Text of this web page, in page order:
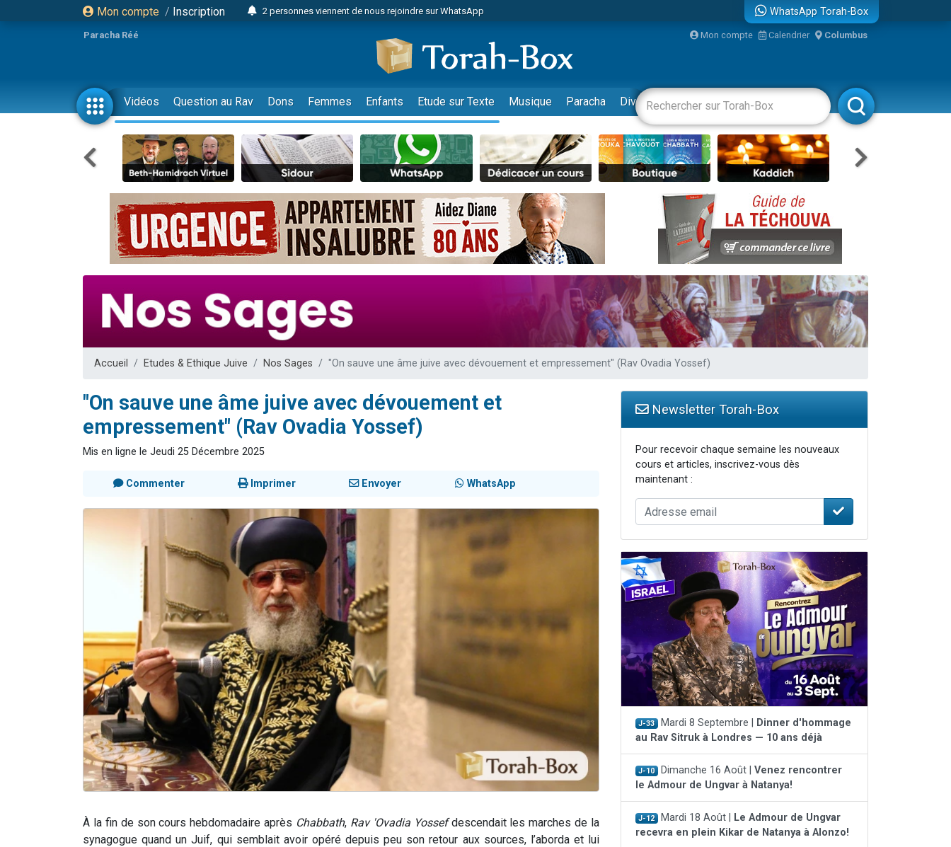
Mon compte / Inscription
2 personnes viennent de nous rejoindre sur WhatsApp
2 nouvelles musiques dans Torah-Box Music
8 personnes viennent de faire un don pour Tsédaka : pauvres d'Israel
4 personnes viennent de faire un don pour Diane, 80 ans, dans un appartement insalubre
Nouvelle émission radio : Visions de grandeur n°104 : Le Chabbath et le Birkat Hamazone à travers le temps
61 personnes viennent de demander une bénédiction
39 personnes viennent de faire un don pour Sauvez la jambe de Yohan
Il reste 49 places pour étudier en groupe sur Zoom
Ariel vient de donner son Maasser
Nathaniel vient de donner son Maasser
6 personnes viennent de faire un don pour 5 enfants déjà orphelins risquent de perdre leur maman
2 personnes viennent de faire un don pour Reloger Rivka, 6 enfants, victime de violences...
Il reste 49 places pour étudier en groupe sur Zoom
Dovan vient de donner son Maasser
2 personnes viennent de nous rejoindre sur WhatsApp
2 personnes viennent de nous rejoindre sur WhatsApp
Malgorzata vient de donner son Maasser
3 personnes viennent de nous rejoindre sur WhatsApp
WhatsApp Torah-Box
Paracha Réé Mon compte Calendrier Columbus
Vidéos Question au Rav Dons Femmes Enfants Etude sur Texte Musique Paracha Divertissements Livres Rabbanim
Accueil Etudes & Ethique Juive Nos Sages "On sauve une âme juive avec dévouement et empressement" (Rav Ovadia Yossef)
"On sauve une âme juive avec dévouement et
empressement" (Rav Ovadia Yossef)
Mis en ligne le Jeudi 25 Décembre 2025
Commenter Imprimer Envoyer WhatsApp
À la fin de son cours hebdomadaire après Chabbath, Rav 'Ovadia Yossefdescendait les marches de la
synagogue quand un Juif, qui semblait avoir opéré depuis peu son retour aux sources, l’aborda et lui
Newsletter Torah-Box
Pour recevoir chaque semaine les nouveaux
cours et articles, inscrivez-vous dès
maintenant :
J-33 Mardi 8 Septembre |
Dinner d'hommage
au Rav Sitruk à Londres — 10 ans déjà
J-10 Dimanche 16 Août | Venez rencontrer
le Admour de Ungvar à Natanya!
J-12 Mardi 18 Août |
Le Admour de Ungvar
recevra en plein Kikar de Natanya à Alonzo!